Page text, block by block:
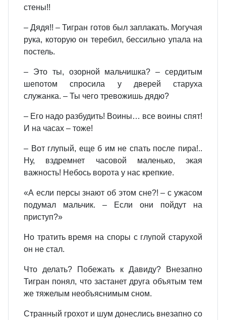
стены!!
– Дядя!! – Тигран готов был заплакать. Могучая
рука, которую он теребил, бессильно упала на
постель.
– Это ты, озорной мальчишка? – сердитым
шепотом спросила у дверей старуха
служанка. – Ты чего тревожишь дядю?
– Его надо разбудить! Воины… все воины спят!
И на часах – тоже!
– Вот глупый, еще б им не спать после пира!..
Ну, вздремнет часовой маленько, экая
важность! Небось ворота у нас крепкие.
«А если персы знают об этом сне?! – с ужасом
подумал мальчик. – Если они пойдут на
приступ?»
Но тратить время на споры с глупой старухой
он не стал.
Что делать? Побежать к Давиду? Внезапно
Тигран понял, что застанет друга объятым тем
же тяжелым необъяснимым сном.
Странный грохот и шум донеслись внезапно со